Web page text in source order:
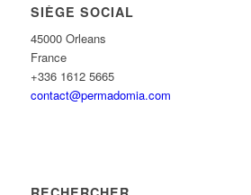
SIÈGE SOCIAL
45000 Orleans
France
+336 1612 5665
contact@permadomia.com